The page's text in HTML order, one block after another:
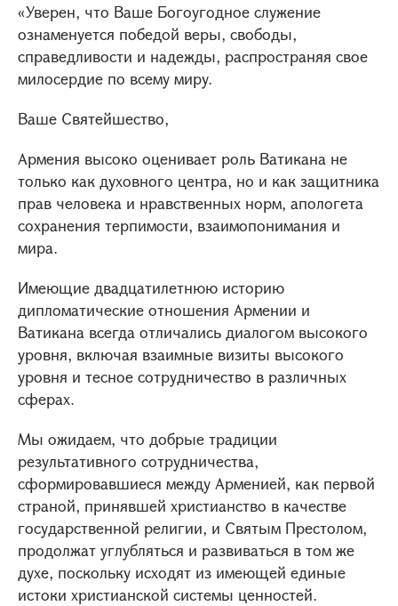
«Уверен, что Ваше Богоугодное служение
ознаменуется победой веры, свободы,
справедливости и надежды, распространяя свое
милосердие по всему миру.
Ваше Святейшество,
Армения высоко оценивает роль Ватикана не
только как духовного центра, но и как защитника
прав человека и нравственных норм, апологета
сохранения терпимости, взаимопонимания и
мира.
Имеющие двадцатилетнюю историю
дипломатические отношения Армении и
Ватикана всегда отличались диалогом высокого
уровня, включая взаимные визиты высокого
уровня и тесное сотрудничество в различных
сферах.
Мы ожидаем, что добрые традиции
результативного сотрудничества,
сформировавшиеся между Арменией, как первой
страной, принявшей христианство в качестве
государственной религии, и Святым Престолом,
продолжат углубляться и развиваться в том же
духе, поскольку исходят из имеющей единые
истоки христианской системы ценностей.